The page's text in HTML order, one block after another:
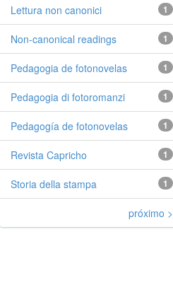
1
Lettura non canonici
1
Non-canonical readings
1
Pedagogia de fotonovelas
1
Pedagogia di fotoromanzi
1
Pedagogía de fotonovelas
1
Revista Capricho
1
Storia della stampa
próximo >